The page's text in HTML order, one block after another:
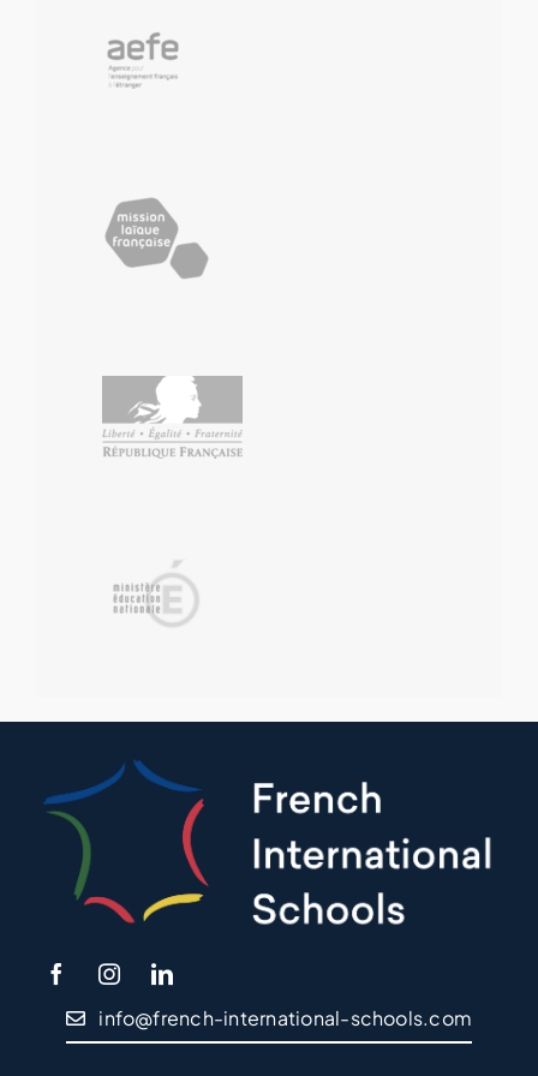
info@french-international-schools.com